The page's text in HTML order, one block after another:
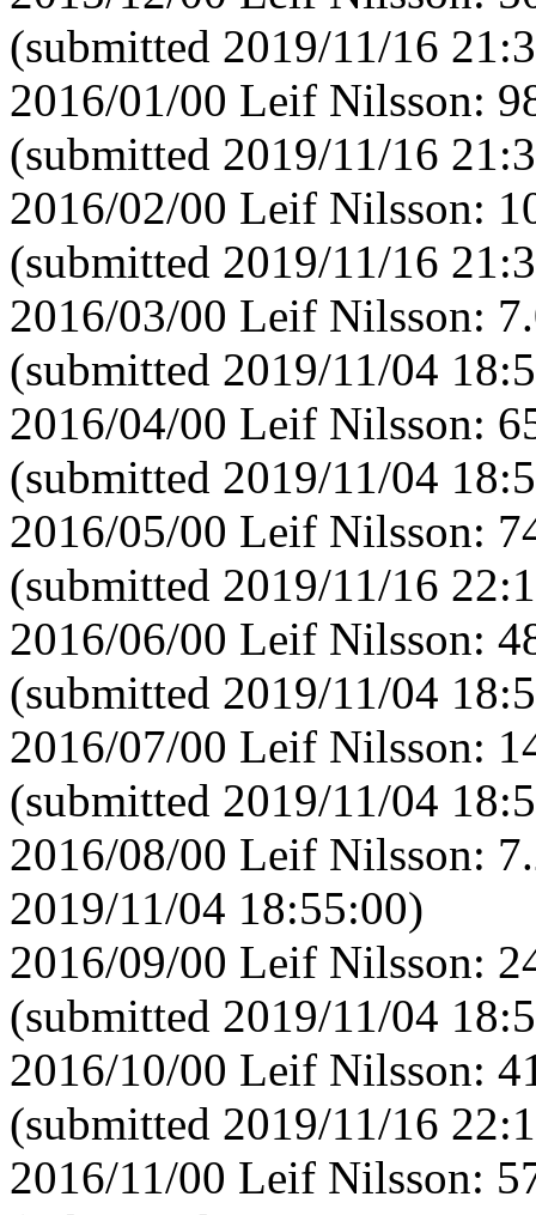
(submitted 2019/11/16
2016/01/00 Leif Nilsson:
(submitted 2019/11/16
2016/02/00 Leif Nilsson:
(submitted 2019/11/16
2016/03/00 Leif Nilsson:
(submitted 2019/11/04
2016/04/00 Leif Nilsson:
(submitted 2019/11/04
2016/05/00 Leif Nilsson:
(submitted 2019/11/16
2016/06/00 Leif Nilsson:
(submitted 2019/11/04
2016/07/00 Leif Nilsson:
(submitted 2019/11/04
2016/08/00 Leif Nilsson:
2019/11/04 18:55:00)
2016/09/00 Leif Nilsson:
(submitted 2019/11/04
2016/10/00 Leif Nilsson:
(submitted 2019/11/16
2016/11/00 Leif Nilsson: